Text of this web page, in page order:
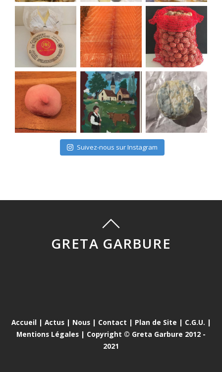
Suivez-nous sur Instagram
GRETA GARBURE
Accueil | Actus| Nous| Contact | Plan de Site | C.G.U. |
Mentions Légales | Copyright © Greta Garbure 2012 -
2021